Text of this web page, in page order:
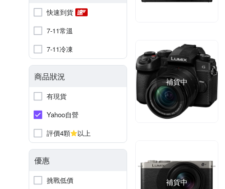
快速到貨
7-11常溫
7-11冷凍
商品狀況
有現貨
Yahoo自營
評價4顆
以上
優惠
挑戰低價
補貨中
補貨中